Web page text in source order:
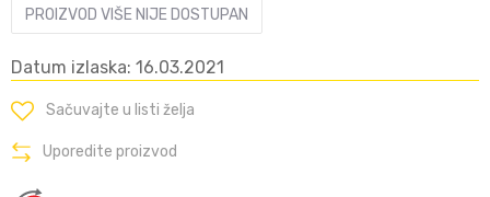
PROIZVOD VIŠE NIJE DOSTUPAN
Datum izlaska: 16.03.2021
Sačuvajte u listi želja
Uporedite proizvod